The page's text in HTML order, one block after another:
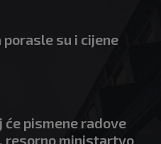
su i cijene
će pismene radove
resorno ministartvo